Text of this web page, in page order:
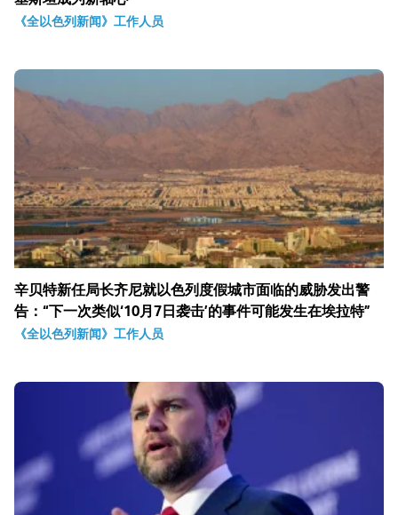
《全以色列新闻》工作人员
辛贝特新任局长齐尼就以色列度假城市面临的威胁发出警
告：“下一次类似‘10月7日袭击’的事件可能发生在埃拉特”
《全以色列新闻》工作人员